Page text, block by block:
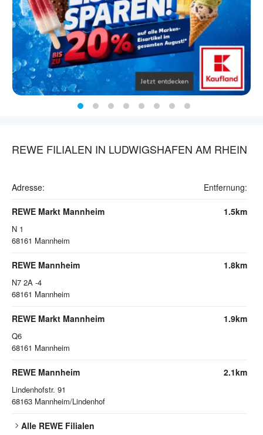
REWE FILIALEN IN LUDWIGSHAFEN AM RHEIN
Adresse: Entfernung:
REWE Markt Mannheim
N 1
68161 Mannheim
1.5km
REWE Mannheim
N7 2A -4
68161 Mannheim
1.8km
REWE Markt Mannheim
Q6
68161 Mannheim
1.9km
REWE Mannheim
Lindenhofstr. 91
68163 Mannheim/Lindenhof
2.1km
Alle REWE Filialen